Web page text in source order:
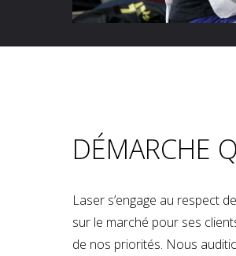
DÉMARCHE
Laser s’engage au respect
sur le marché pour ses
de nos priorités. Nous